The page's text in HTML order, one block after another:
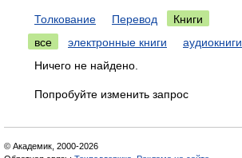
Толкование Перевод
Книги
все
электронные книги
аудиокниги
Ничего не найдено.
Попробуйте изменить запрос
© Академик, 2000-2026